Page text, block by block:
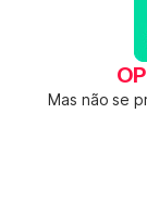
Mas não se